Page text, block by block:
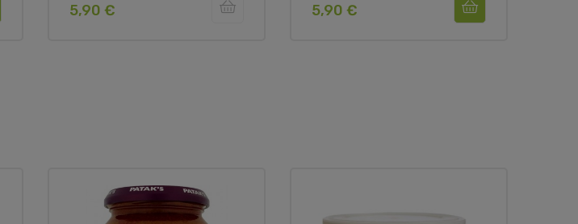
5,90 € 5,90 €